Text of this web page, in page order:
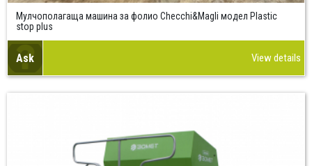
Мулчополагаща машина за фолио Checchi&Magli модел Plastic
stop plus
Ask View details